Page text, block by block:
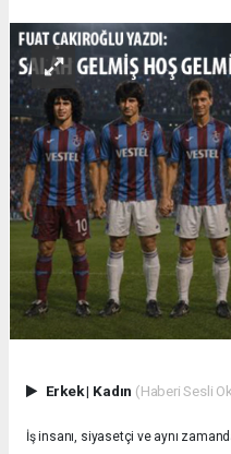
Erkek| Kadın (Haberi Sesli
İş insanı, siyasetçi ve aynı